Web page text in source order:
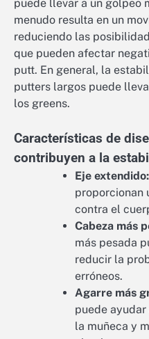
puede llevar a un golpeo
menudo resulta en un
reduciendo las
que pueden afectar
putt. En general, la
putters largos puede
los greens.
Características de
contribuyen a la
Eje extendido:
proporcionan
contra el
Cabeza más
más pesada
reducir la
erróneos.
Agarre más
puede
la muñeca y